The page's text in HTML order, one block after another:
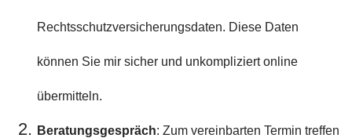
Rechtsschutzversicherungsdaten. Diese Daten
können Sie mir sicher und unkompliziert online
übermitteln.
Beratungsgespräch: Zum vereinbarten Termin treffen